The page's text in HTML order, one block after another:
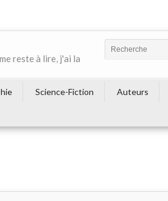
reste à lire, j'ai la
Science-Fiction Auteurs